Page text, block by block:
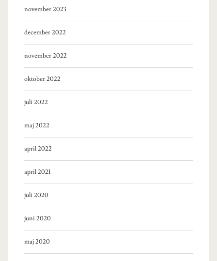
november 2023
december 2022
november 2022
oktober 2022
juli 2022
maj 2022
april 2022
april 2021
juli 2020
juni 2020
maj 2020